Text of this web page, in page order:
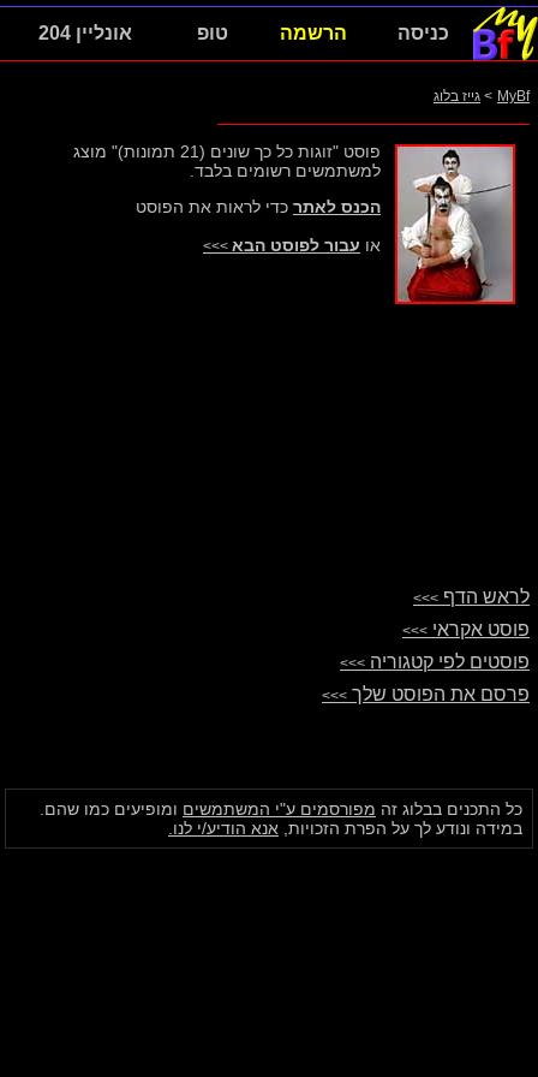
כניסה הרשמה טופ אונליין 204
MyBf
> גייז בלוג
פוסט "זוגות כל כך שונים (21 תמונות)" מוצג
למשתמשים רשומים בלבד.
הכנס לאתר כדי לראות את הפוסט
או עבור לפוסט הבא >>>
לראש הדף >>>
פוסט אקראי >>>
פוסטים לפי קטגוריה >>>
פרסם את הפוסט שלך >>>
כל התכנים בבלוג זה מפורסמים ע"י המשתמשים ומופיעים כמו שהם.
במידה ונודע לך על הפרת הזכויות, אנא הודיע/י לנו.